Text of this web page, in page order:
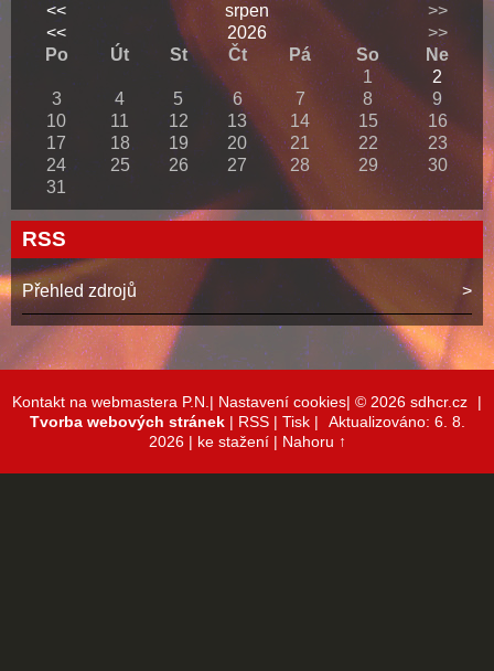
<<
srpen
>>
<<
2026
>>
Po
Út St Čt Pá So
Ne
1
2
3
4 5 6 7 8
9
10
11 12 13 14 15
16
17
18 19 20 21 22
23
24
25 26 27 28 29
30
31
RSS
Přehled zdrojů
Kontakt na webmastera P.N.| Nastavení cookies| © 2026 sdhcr.cz
|
Tvorba webových stránek| RSS| Tisk|
Aktualizováno: 6. 8.
2026 | ke stažení | Nahoru ↑